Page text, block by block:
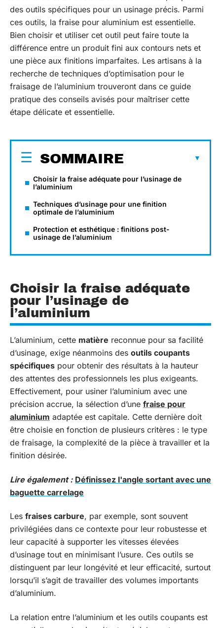
des outils spécifiques pour un usinage précis. Parmi
ces outils, la fraise pour aluminium est essentielle.
Bien choisir et utiliser cet outil peut faire toute la
différence entre un produit fini aux contours nets et
une pièce aux finitions imparfaites. Les artisans à la
recherche de techniques d’optimisation pour le
fraisage de l’aluminium trouveront dans ce guide
pratique des conseils avisés pour maîtriser cette
étape délicate et essentielle.
SOMMAIRE
Choisir la fraise adéquate pour l’usinage de
l’aluminium
Techniques d’usinage pour une finition
optimale de l’aluminium
Protection et esthétique : finitions post-
usinage de l’aluminium
Choisir la fraise adéquate
pour l’usinage de
l’aluminium
L’aluminium, cette matière reconnue pour sa facilité
d’usinage, exige néanmoins des outils coupants
spécifiques pour obtenir des résultats à la hauteur
des attentes des professionnels les plus exigeants.
Effectivement, pour usiner l’aluminium avec une
précision accrue, la sélection d’une fraise pour
aluminium adaptée est capitale. Cette dernière doit
être choisie en fonction de plusieurs critères : le type
de fraisage, la complexité de la pièce à travailler et la
finition désirée.
Lire également : Définissez l'angle sortant avec une
baguette carrelage
Les fraises carbure, par exemple, sont souvent
privilégiées dans ce contexte pour leur robustesse et
leur capacité à supporter les vitesses élevées
d’usinage tout en minimisant l’usure. Ces outils se
distinguent par leur longévité et leur efficacité, surtout
lorsqu’il s’agit de travailler des volumes importants
d’aluminium.
La relation entre l’aluminium et les outils coupants est